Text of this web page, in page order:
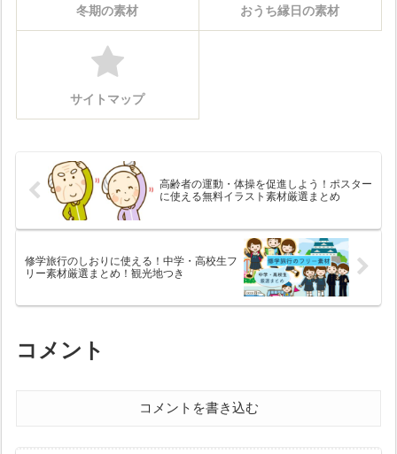
冬期の素材 おうち縁日の素材
サイトマップ
高齢者の運動・体操を促進しよう！ポスター
に使える無料イラスト素材厳選まとめ
修学旅行のしおりに使える！中学・高校生フ
リー素材厳選まとめ！観光地つき
コメント
コメントを書き込む